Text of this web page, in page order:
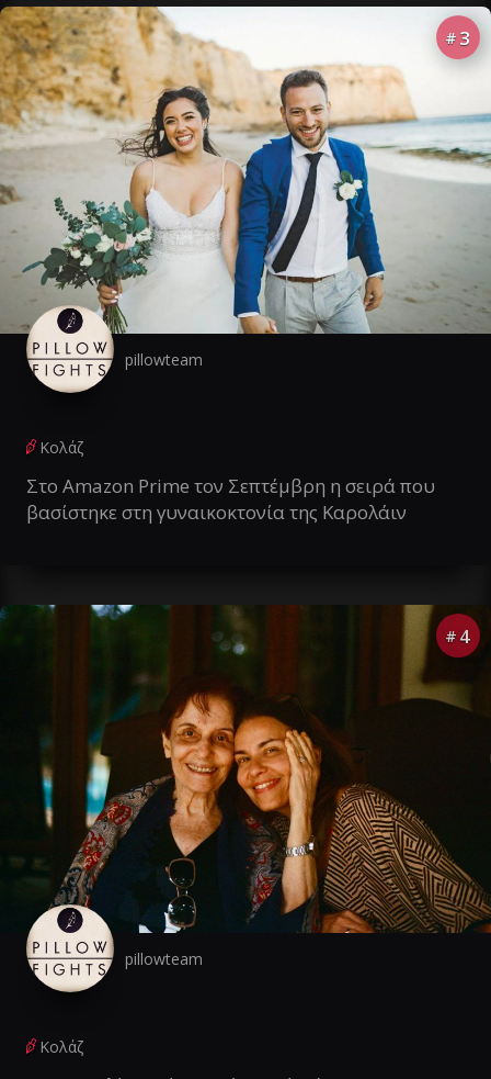
# 3
pillowteam
Κολάζ
Στο Amazon Prime τον Σεπτέμβρη η σειρά που
βασίστηκε στη γυναικοκτονία της Καρολάιν
# 4
pillowteam
Κολάζ